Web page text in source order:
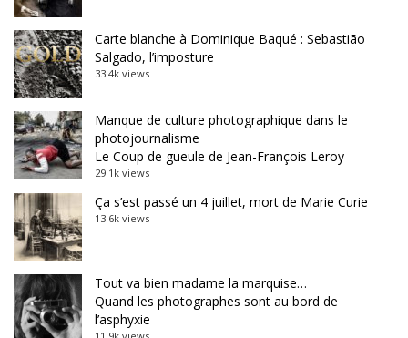
Carte blanche à Dominique Baqué : Sebastião
Salgado, l’imposture
33.4k views
Manque de culture photographique dans le
photojournalisme
Le Coup de gueule de Jean-François Leroy
29.1k views
Ça s’est passé un 4 juillet, mort de Marie Curie
13.6k views
Tout va bien madame la marquise…
Quand les photographes sont au bord de
l’asphyxie